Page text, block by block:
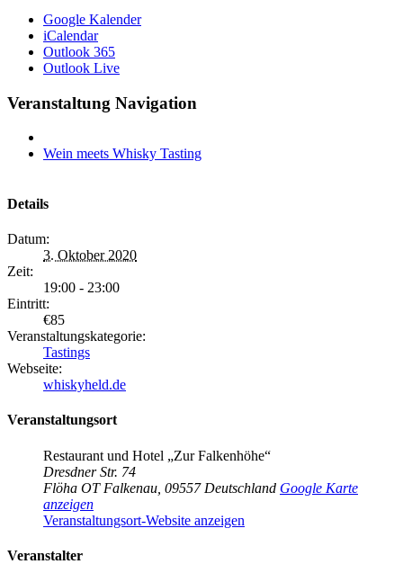
Google Kalender
iCalendar
Outlook 365
Outlook Live
Veranstaltung Navigation
Wein meets Whisky Tasting
Details
Datum:
3. Oktober 2020
Zeit:
19:00 - 23:00
Eintritt:
€85
Veranstaltungskategorie:
Tastings
Webseite:
whiskyheld.de
Veranstaltungsort
Restaurant und Hotel „Zur Falkenhöhe“
Dresdner Str. 74
Flöha OT Falkenau 09557 Deutschland Google Karte
anzeigen
Veranstaltungsort-Website anzeigen
Veranstalter